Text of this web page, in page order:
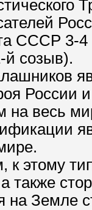
СССР 3-
й созыв).
России
весь
этому
также
Земле